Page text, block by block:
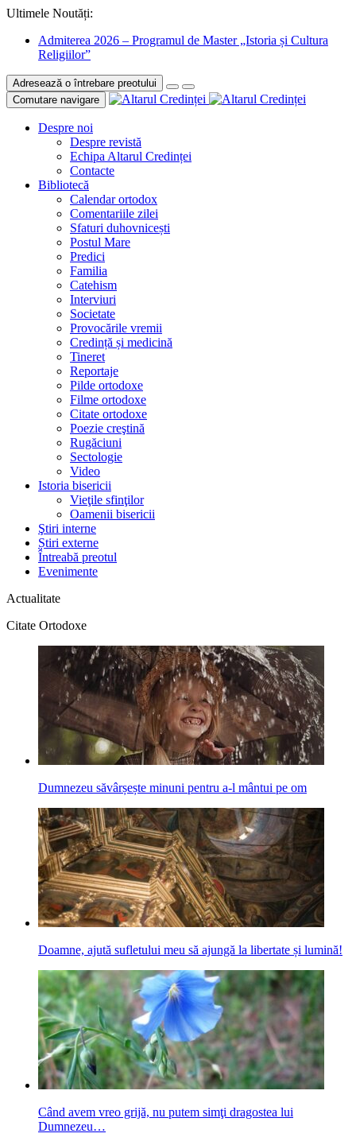
Ultimele Noutăți:
Admiterea 2026 – Programul de Master „Istoria și Cultura
Religiilor”
Adresează o întrebare preotului
Comutare navigare
Despre noi
Despre revistă
Echipa Altarul Credinței
Contacte
Bibliotecă
Calendar ortodox
Comentariile zilei
Sfaturi duhovnicești
Postul Mare
Predici
Familia
Catehism
Interviuri
Societate
Provocările vremii
Credință și medicină
Tineret
Reportaje
Pilde ortodoxe
Filme ortodoxe
Citate ortodoxe
Poezie creştină
Rugăciuni
Sectologie
Video
Istoria bisericii
Vieţile sfinţilor
Oamenii bisericii
Ştiri interne
Știri externe
Întreabă preotul
Evenimente
Actualitate
Citate Ortodoxe
Dumnezeu săvârșește minuni pentru a-l mântui pe om
Doamne, ajută sufletului meu să ajungă la libertate și lumină!
Când avem vreo grijă, nu putem simţi dragostea lui
Dumnezeu…